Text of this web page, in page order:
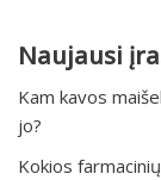
Naujausi
Kam kavos
jo?
Kokios